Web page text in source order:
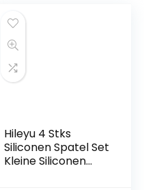
Hileyu 4 Stks
Siliconen Spatel Set
Kleine Siliconen